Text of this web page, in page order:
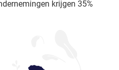
krijgen 35%